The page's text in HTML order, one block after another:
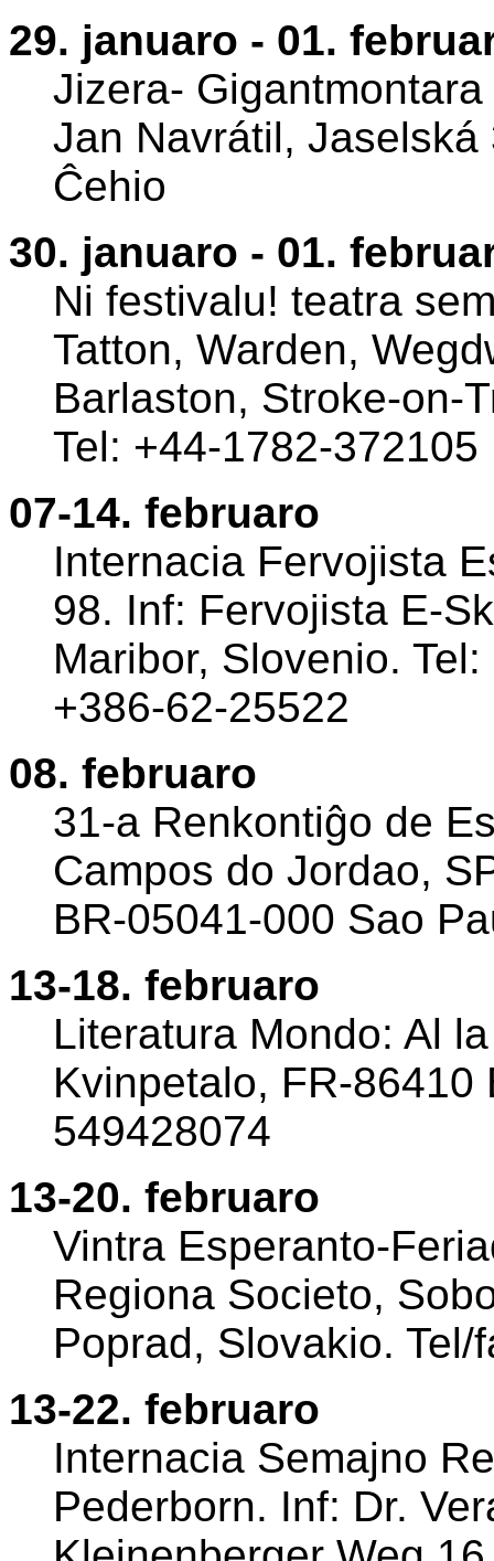
29. januaro - 01.
Jizera-
Jan Navrátil,
Ĉehio
30. januaro - 01.
Ni festivalu! teatra
Tatton, Warden,
Barlaston, Stroke-on-
Tel: +44-1782-372105
07-14. februaro
Internacia Fervojista
98. Inf: Fervojista E-
Maribor, Slovenio.
+386-62-25522
08. februaro
31-a Renkontiĝo de
Campos do Jordao,
BR-05041-000 Sao
13-18. februaro
Literatura Mondo: Al
Kvinpetalo, FR-86410
549428074
13-20. februaro
Vintra Esperanto-
Regiona Societo,
Poprad, Slovakio.
13-22. februaro
Internacia Semajno
Pederborn. Inf: Dr.